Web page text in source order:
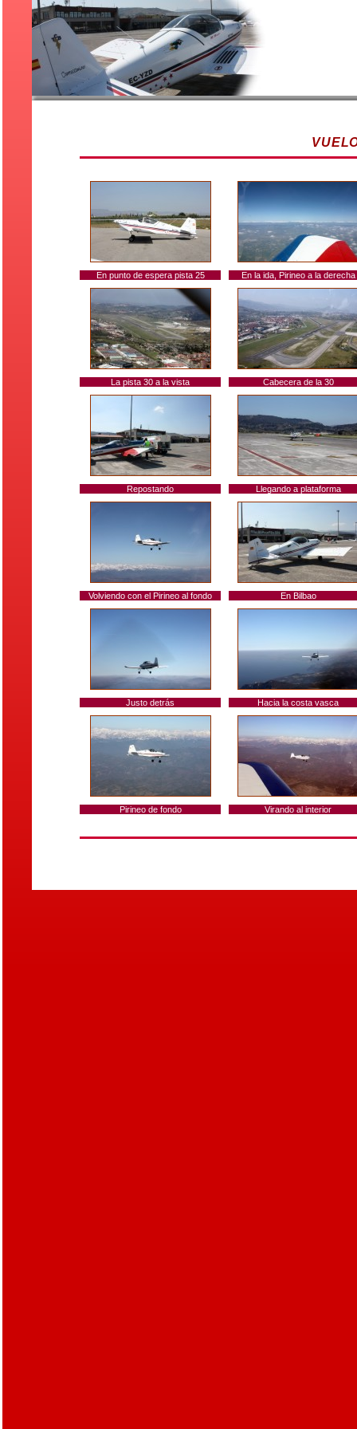
En punto de espera pista 25 En la ida, Pirineo a la derecha
La pista 30 a la vista Cabecera de la 30
Repostando Llegando a plataforma
Volviendo con el Pirineo al fondo En Bilbao
Justo detrás Hacia la costa vasca
Pirineo de fondo Virando al interior